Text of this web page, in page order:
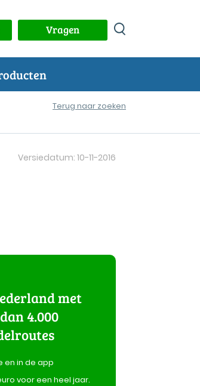
Vragen
Terug naar zoeken
Versiedatum: 10-11-2016
met
4.000
en in de app
voor een heel jaar.